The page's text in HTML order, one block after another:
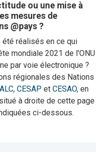
ou une mise à
mesures de
@pays ?
réalisés en ce qui
mondiale 2021 de l'ONU
par voie électronique ?
régionales des Nations
, CESAP et CESAO, en
à droite de cette page
ci-dessous.